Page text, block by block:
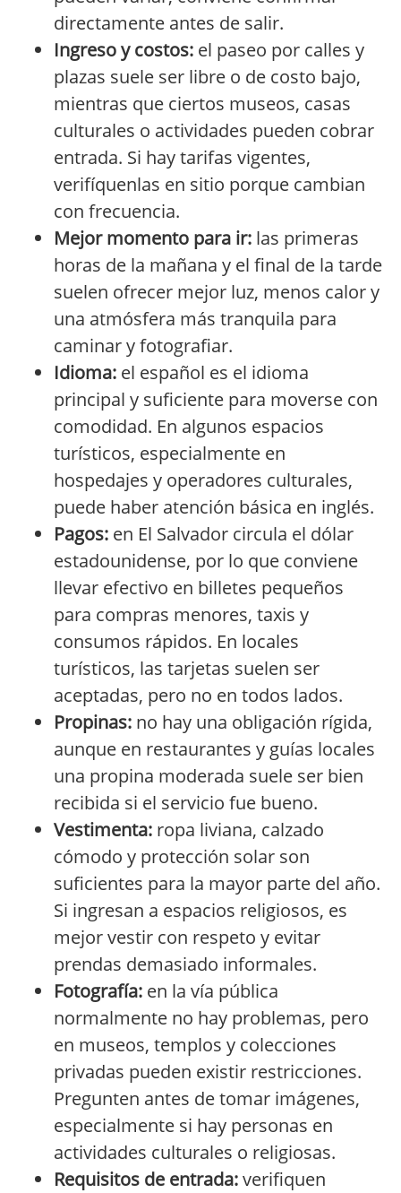
directamente antes de salir.
Ingreso y costos: el paseo por calles y
plazas suele ser libre o de costo bajo,
mientras que ciertos museos, casas
culturales o actividades pueden cobrar
entrada. Si hay tarifas vigentes,
verifíquenlas en sitio porque cambian
con frecuencia.
Mejor momento para ir: las primeras
horas de la mañana y el final de la tarde
suelen ofrecer mejor luz, menos calor y
una atmósfera más tranquila para
caminar y fotografiar.
Idioma: el español es el idioma
principal y suficiente para moverse con
comodidad. En algunos espacios
turísticos, especialmente en
hospedajes y operadores culturales,
puede haber atención básica en inglés.
Pagos: en El Salvador circula el dólar
estadounidense, por lo que conviene
llevar efectivo en billetes pequeños
para compras menores, taxis y
consumos rápidos. En locales
turísticos, las tarjetas suelen ser
aceptadas, pero no en todos lados.
Propinas: no hay una obligación rígida,
aunque en restaurantes y guías locales
una propina moderada suele ser bien
recibida si el servicio fue bueno.
Vestimenta: ropa liviana, calzado
cómodo y protección solar son
suficientes para la mayor parte del año.
Si ingresan a espacios religiosos, es
mejor vestir con respeto y evitar
prendas demasiado informales.
Fotografía: en la vía pública
normalmente no hay problemas, pero
en museos, templos y colecciones
privadas pueden existir restricciones.
Pregunten antes de tomar imágenes,
especialmente si hay personas en
actividades culturales o religiosas.
Requisitos de entrada:verifiquen